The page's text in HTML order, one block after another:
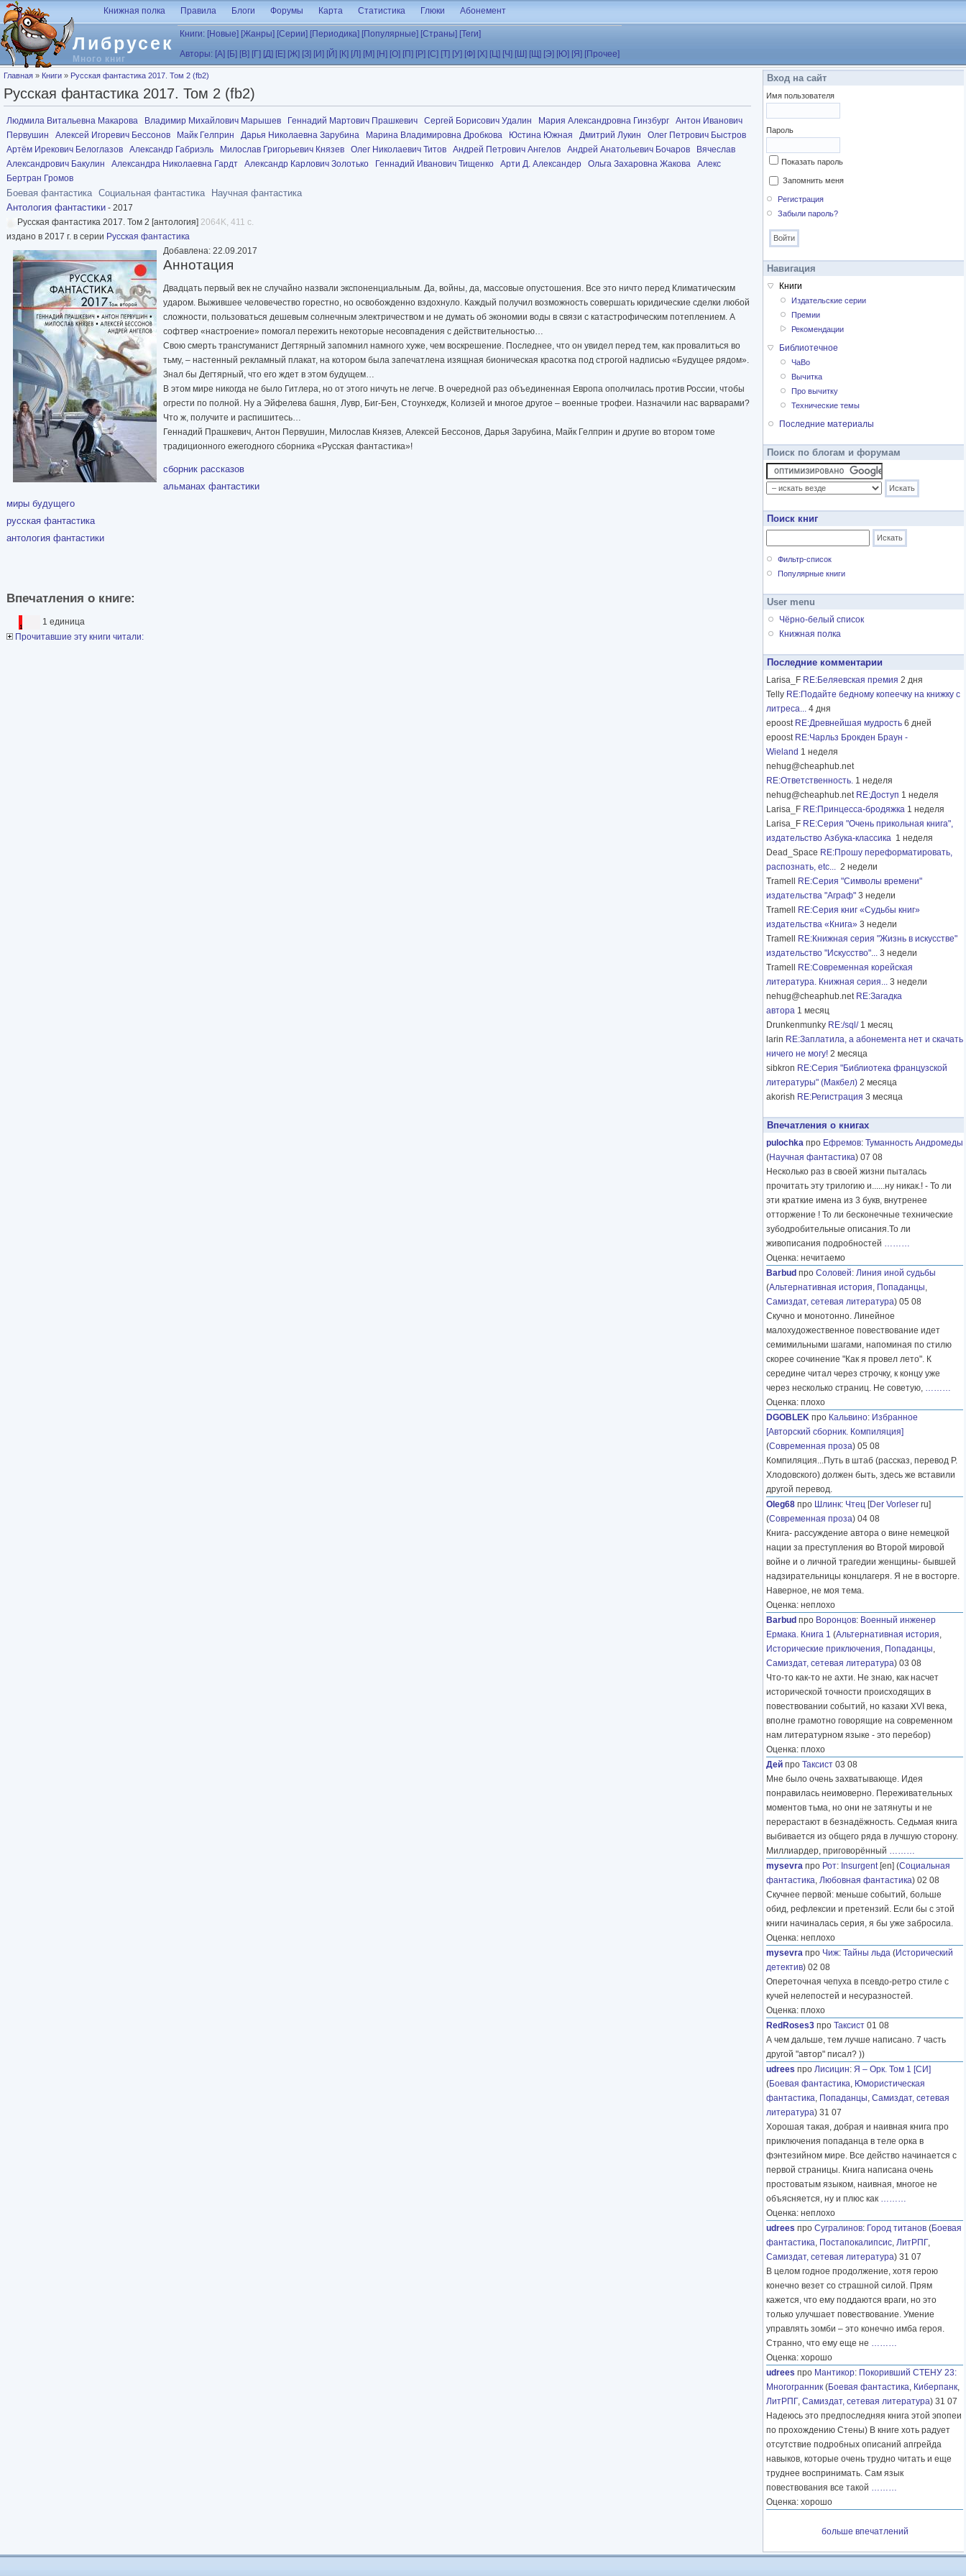
Перейти к основному содержанию
Либрусек
Много книг
Книжная полка Правила Блоги Форумы Карта Статистика Глюки Абонемент
Книги: [Новые] [Жанры] [Серии] [Периодика] [Популярные] [Страны] [Теги]
Авторы: [А] [Б] [В] [Г] [Д] [Е] [Ж] [З] [И] [Й] [К] [Л] [М] [Н] [О] [П] [Р] [С] [Т] [У] [Ф] [Х] [Ц] [Ч] [Ш] [Щ] [Э] [Ю] [Я] [Прочее]
Вы здесь
Главная » Книги » Русская фантастика 2017. Том 2 (fb2)
Русская фантастика 2017. Том 2 (fb2)
Людмила Витальевна Макарова Владимир Михайлович Марышев Геннадий Мартович Прашкевич Сергей Борисович Удалин Мария Александровна Гинзбург
Антон Иванович
Первушин
Алексей Игоревич Бессонов Майк Гелприн Дарья Николаевна Зарубина Марина Владимировна Дробкова Юстина Южная Дмитрий Лукин
Олег Петрович Быстров
Артём Ирекович Белоглазов
Александр Габриэль Милослав Григорьевич Князев Олег Николаевич Титов Андрей Петрович Ангелов Андрей Анатольевич Бочаров
Вячеслав
Александрович Бакулин
Александра Николаевна Гардт Александр Карлович Золотько Геннадий Иванович Тищенко Арти Д. Александер Ольга Захаровна Жакова
Алекс
Бертран Громов
Боевая фантастика Социальная фантастика
Научная фантастика
Антология фантастики - 2017
Русская фантастика 2017. Том 2 [антология] 2064K, 411 с.
издано в 2017 г. в серии Русская фантастика
Добавлена: 22.09.2017
Аннотация
Двадцать первый век не случайно назвали экспоненциальным. Да, войны, да, массовые опустошения. Все это ничто перед Климатическим
ударом. Выжившее человечество горестно, но освобожденно вздохнуло. Каждый получил возможность совершать юридические сделки любой
сложности, пользоваться дешевым солнечным электричеством и не думать об экономии воды в связи с катастрофическим потеплением. А
софтвер «настроение» помогал пережить некоторые несовпадения с действительностью…
Свою смерть трансгуманист Дегтярный запомнил намного хуже, чем воскрешение. Последнее, что он увидел перед тем, как провалиться во
тьму, – настенный рекламный плакат, на котором была запечатлена изящная бионическая красотка под строгой надписью «Будущее рядом».
Знал бы Дегтярный, что его ждет в этом будущем…
В этом мире никогда не было Гитлера, но от этого ничуть не легче. В очередной раз объединенная Европа ополчилась против России, чтобы
огрести по полной. Ну а Эйфелева башня, Лувр, Биг-Бен, Стоунхедж, Колизей и многое другое – военные трофеи. Назначили нас варварами?
Что ж, получите и распишитесь…
Геннадий Прашкевич, Антон Первушин, Милослав Князев, Алексей Бессонов, Дарья Зарубина, Майк Гелприн и другие во втором томе
традиционного ежегодного сборника «Русская фантастика»!
сборник рассказов
альманах фантастики
миры будущего
русская фантастика
антология фантастики
Впечатления о книге:
1 единица
Прочитавшие эту книги читали:
Вход на сайт
Имя пользователя
Пароль
Показать пароль
Запомнить меня
Регистрация
Забыли пароль?
Навигация
Книги
Издательские серии
Премии
Рекомендации
Библиотечное
ЧаВо
Вычитка
Про вычитку
Технические темы
Последние материалы
Поиск по блогам и форумам
Поиск книг
Фильтр-список
Популярные книги
User menu
Чёрно-белый список
Книжная полка
Последние комментарии
Larisa_F RE:Беляевская премия 2 дня
Telly RE:Подайте бедному копеечку на книжку с
литреса... 4 дня
epoost RE:Древнейшая мудрость 6 дней
epoost RE:Чарльз Брокден Браун -
Wieland 1 неделя
nehug@cheaphub.net
RE:Ответственность. 1 неделя
nehug@cheaphub.net RE:Доступ 1 неделя
Larisa_F RE:Принцесса-бродяжка 1 неделя
Larisa_F RE:Серия "Очень прикольная книга",
издательство Азбука-классика 1 неделя
Dead_Space RE:Прошу переформатировать,
распознать, etc... 2 недели
Tramell
RE:Серия "Символы времени"
издательства "Аграф" 3 недели
Tramell
RE:Серия книг «Судьбы книг»
издательства «Книга» 3 недели
Tramell
RE:Книжная серия "Жизнь в искусстве"
издательство "Искусство"... 3 недели
Tramell
RE:Современная корейская
литература. Книжная серия... 3 недели
nehug@cheaphub.net RE:Загадка
автора 1 месяц
Drunkenmunky RE:/sql/ 1 месяц
larin RE:Заплатила, а абонемента нет и скачать
ничего не могу! 2 месяца
sibkron RE:Серия "Библиотека французской
литературы" (Макбел) 2 месяца
akorish RE:Регистрация 3 месяца
Впечатления о книгах
pulochka про Ефремов: Туманность Андромеды
(Научная фантастика) 07 08
Несколько раз в своей жизни пыталась
прочитать эту трилогию и......ну никак.! - То ли
эти краткие имена из 3 букв, внутренее
отторжение ! То ли бесконечные технические
зубодробительные описания.То ли
живописания подробностей ………
Оценка: нечитаемо
Barbud про Соловей: Линия иной судьбы
(Альтернативная история, Попаданцы,
Самиздат, сетевая литература) 05 08
Скучно и монотонно. Линейное
малохудожественное повествование идет
семимильными шагами, напоминая по стилю
скорее сочинение "Как я провел лето". К
середине читал через строчку, к концу уже
через несколько страниц. Не советую, ………
Оценка: плохо
DGOBLEK про Кальвино: Избранное
[Авторский сборник. Компиляция]
(Современная проза) 05 08
Компиляция...Путь в штаб (рассказ, перевод Р.
Хлодовского) должен быть, здесь же вставили
другой перевод.
Oleg68 про Шлинк: Чтец [Der Vorleser ru]
(Современная проза) 04 08
Книга- рассуждение автора о вине немецкой
нации за преступления во Второй мировой
войне и о личной трагедии женщины- бывшей
надзирательницы концлагеря. Я не в восторге.
Наверное, не моя тема.
Оценка: неплохо
Barbud про Воронцов: Военный инженер
Ермака. Книга 1 (Альтернативная история,
Исторические приключения, Попаданцы,
Самиздат, сетевая литература) 03 08
Что-то как-то не ахти. Не знаю, как насчет
исторической точности происходящих в
повествовании событий, но казаки XVI века,
вполне грамотно говорящие на современном
нам литературном языке - это перебор)
Оценка: плохо
Дей про Таксист 03 08
Мне было очень захватывающе. Идея
понравилась неимоверно. Переживательных
моментов тьма, но они не затянуты и не
перерастают в безнадёжность. Седьмая книга
выбивается из общего ряда в лучшую сторону.
Миллиардер, приговорённый ………
mysevra про Рот: Insurgent[en] (Социальная
фантастика, Любовная фантастика) 02 08
Скучнее первой: меньше событий, больше
обид, рефлексии и претензий. Если бы с этой
книги начиналась серия, я бы уже забросила.
Оценка: неплохо
mysevra про Чиж: Тайны льда (Исторический
детектив) 02 08
Опереточная чепуха в псевдо-ретро стиле с
кучей нелепостей и несуразностей.
Оценка: плохо
RedRoses3 про Таксист 01 08
А чем дальше, тем лучше написано. 7 часть
другой "автор" писал? ))
udrees про Лисицин: Я – Орк. Том 1 [СИ]
(Боевая фантастика, Юмористическая
фантастика, Попаданцы, Самиздат, сетевая
литература) 31 07
Хорошая такая, добрая и наивная книга про
приключения попаданца в теле орка в
фэнтезийном мире. Все действо начинается с
первой страницы. Книга написана очень
простоватым языком, наивная, многое не
объясняется, ну и плюс как ………
Оценка: неплохо
udrees про Сугралинов: Город титанов (Боевая
фантастика, Постапокалипсис, ЛитРПГ,
Самиздат, сетевая литература) 31 07
В целом годное продолжение, хотя герою
конечно везет со страшной силой. Прям
кажется, что ему поддаются враги, но это
только улучшает повествование. Умение
управлять зомби – это конечно имба героя.
Странно, что ему еще не ………
Оценка: хорошо
udrees про Мантикор: Покоривший СТЕНУ 23:
Многогранник (Боевая фантастика, Киберпанк,
ЛитРПГ, Самиздат, сетевая литература) 31 07
Надеюсь это предпоследняя книга этой эпопеи
по прохождению Стены) В книге хоть радует
отсутствие подробных описаний апгрейда
навыков, которые очень трудно читать и еще
труднее воспринимать. Сам язык
повествования все такой ………
Оценка: хорошо
больше впечатлений